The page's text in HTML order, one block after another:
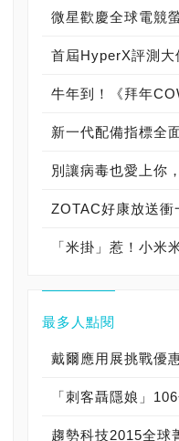
最多人點閱
戴爾應用展挑戰優